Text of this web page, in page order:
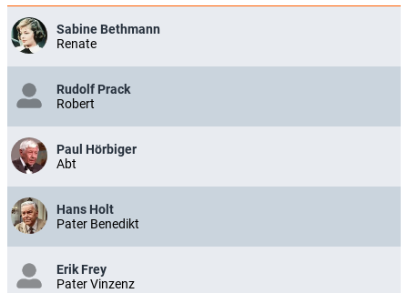
Sabine Bethmann
Renate
Rudolf Prack
Robert
Paul Hörbiger
Abt
Hans Holt
Pater Benedikt
Erik Frey
Pater Vinzenz